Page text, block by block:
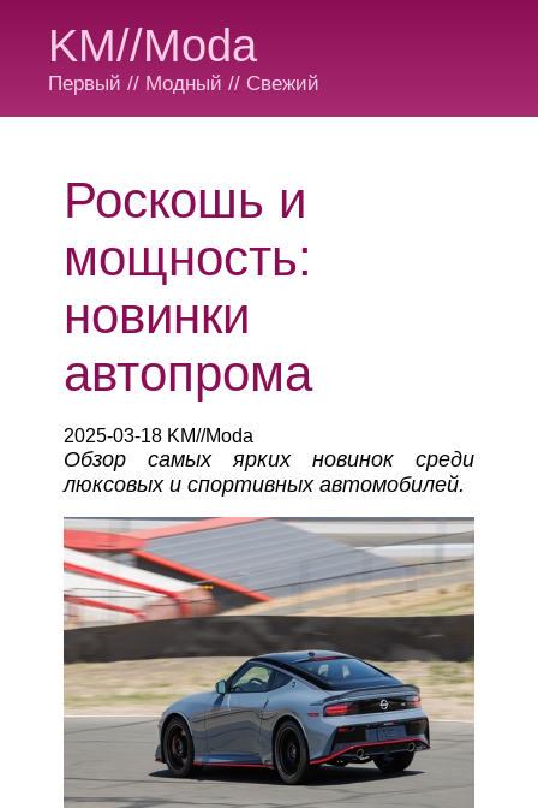
KM//Moda
Первый // Модный // Свежий
Роскошь и
мощность:
новинки
автопрома
2025-03-18 KM//Moda
Обзор самых ярких новинок среди
люксовых и спортивных автомобилей.